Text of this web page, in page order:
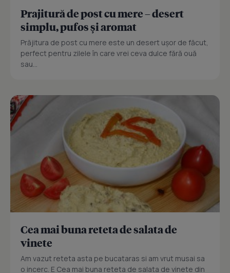
Prajitură de post cu mere – desert
simplu, pufos și aromat
Prăjitura de post cu mere este un desert ușor de făcut,
perfect pentru zilele în care vrei ceva dulce fără ouă
sau...
Cea mai buna reteta de salata de
vinete
Am vazut reteta asta pe bucataras si am vrut musai sa
o incerc. E Cea mai buna reteta de salata de vinete din